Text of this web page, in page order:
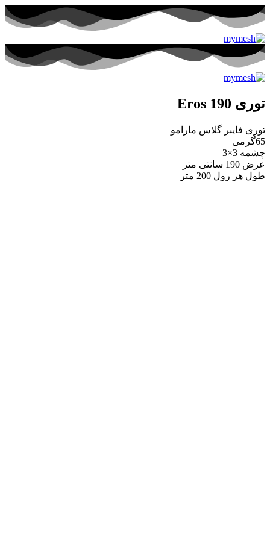
توری Eros 190
توری فایبر گلاس مارامو
65گرمی
چشمه 3×3
عرض 190 سانتی متر
طول هر رول 200 متر